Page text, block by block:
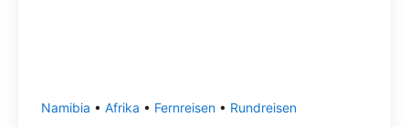
Namibia • Afrika • Fernreisen • Rundreisen